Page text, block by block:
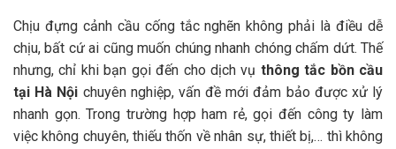
Chịu đựng cảnh cầu cống tắc nghẽn không phải là điều dễ
chịu, bất cứ ai cũng muốn chúng nhanh chóng chấm dứt. Thế
nhưng, chỉ khi bạn gọi đến cho dịch vụ thông tắc bồn cầu
tại Hà Nội chuyên nghiệp, vấn đề mới đảm bảo được xử lý
nhanh gọn. Trong trường hợp ham rẻ, gọi đến công ty làm
việc không chuyên, thiếu thốn về nhân sự, thiết bị,… thì không